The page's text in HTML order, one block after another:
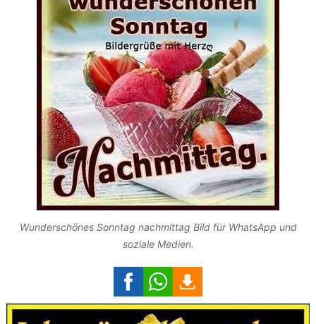
Wunderschönes Sonntag nachmittag Bild für WhatsApp und
soziale Medien.